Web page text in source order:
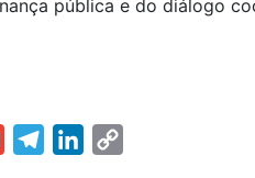
pública e do diálogo
Gmail TelegramLinkedIn